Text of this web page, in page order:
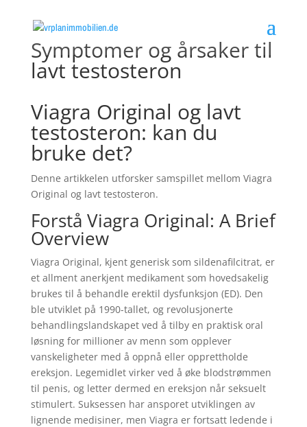
Symptomer og årsaker til
lavt testosteron
Viagra Original og lavt
testosteron: kan du
bruke det?
Denne artikkelen utforsker samspillet mellom Viagra
Original og lavt testosteron.
Forstå Viagra Original: A Brief
Overview
Viagra Original, kjent generisk som sildenafilcitrat, er
et allment anerkjent medikament som hovedsakelig
brukes til å behandle erektil dysfunksjon (ED). Den
ble utviklet på 1990-tallet, og revolusjonerte
behandlingslandskapet ved å tilby en praktisk oral
løsning for millioner av menn som opplever
vanskeligheter med å oppnå eller opprettholde
ereksjon. Legemidlet virker ved å øke blodstrømmen
til penis, og letter dermed en ereksjon når seksuelt
stimulert. Suksessen har ansporet utviklingen av
lignende medisiner, men Viagra er fortsatt ledende i